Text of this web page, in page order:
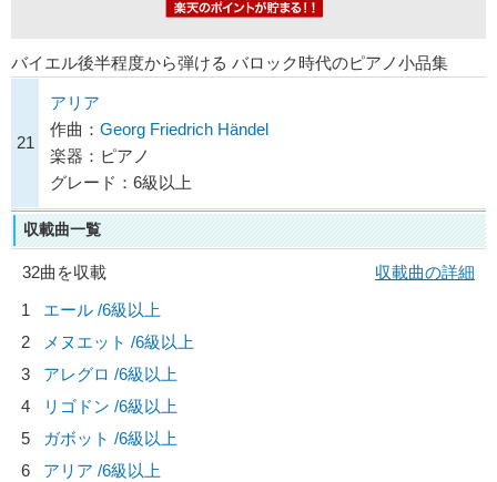
バイエル後半程度から弾ける バロック時代のピアノ小品集
21
アリア
作曲： Georg Friedrich Händel
楽器：ピアノ
グレード：6級以上
収載曲一覧
32曲を収載
収載曲の詳細
1
エール /6級以上
2
メヌエット /6級以上
3
アレグロ /6級以上
4
リゴドン /6級以上
5
ガボット /6級以上
6
アリア /6級以上